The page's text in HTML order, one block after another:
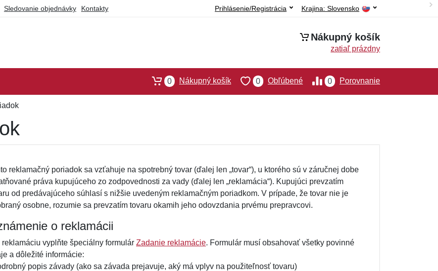
Sledovanie objednávky Kontakty Krajina: Slovensko
Prihlásenie/Registrácia
Nákupný košík
zatiaľ prázdny
0 Porovnanie
0 Obľúbené
0 Nákupný košík
reklamačný poriadok sa vzťahuje na spotrebný tovar (ďalej len „tovar“), u ktorého sú v záručnej dobe
práva kupujúceho zo zodpovednosti za vady (ďalej len „reklamácia“). Kupujúci prevzatím
od predávajúceho súhlasí s nižšie uvedeným reklamačným poriadkom. V prípade, že tovar nie je
osobne, rozumie sa prevzatím tovaru okamih jeho odovzdania prvému prepravcovi.
o reklamácii
reklamáciu vyplňte špeciálny formulár Zadanie reklamácie. Formulár musí obsahovať všetky povinné
a dôležité informácie:
popis závady (ako sa závada prejavuje, aký má vplyv na použiteľnosť tovaru)